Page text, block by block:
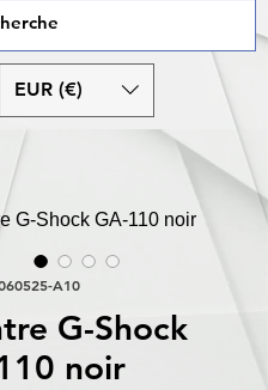
EUR (€)
A10
G-Shock
noir